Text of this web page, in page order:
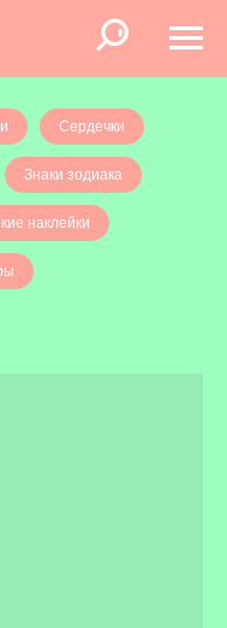
Сердечки
Знаки зодиака
наклейки